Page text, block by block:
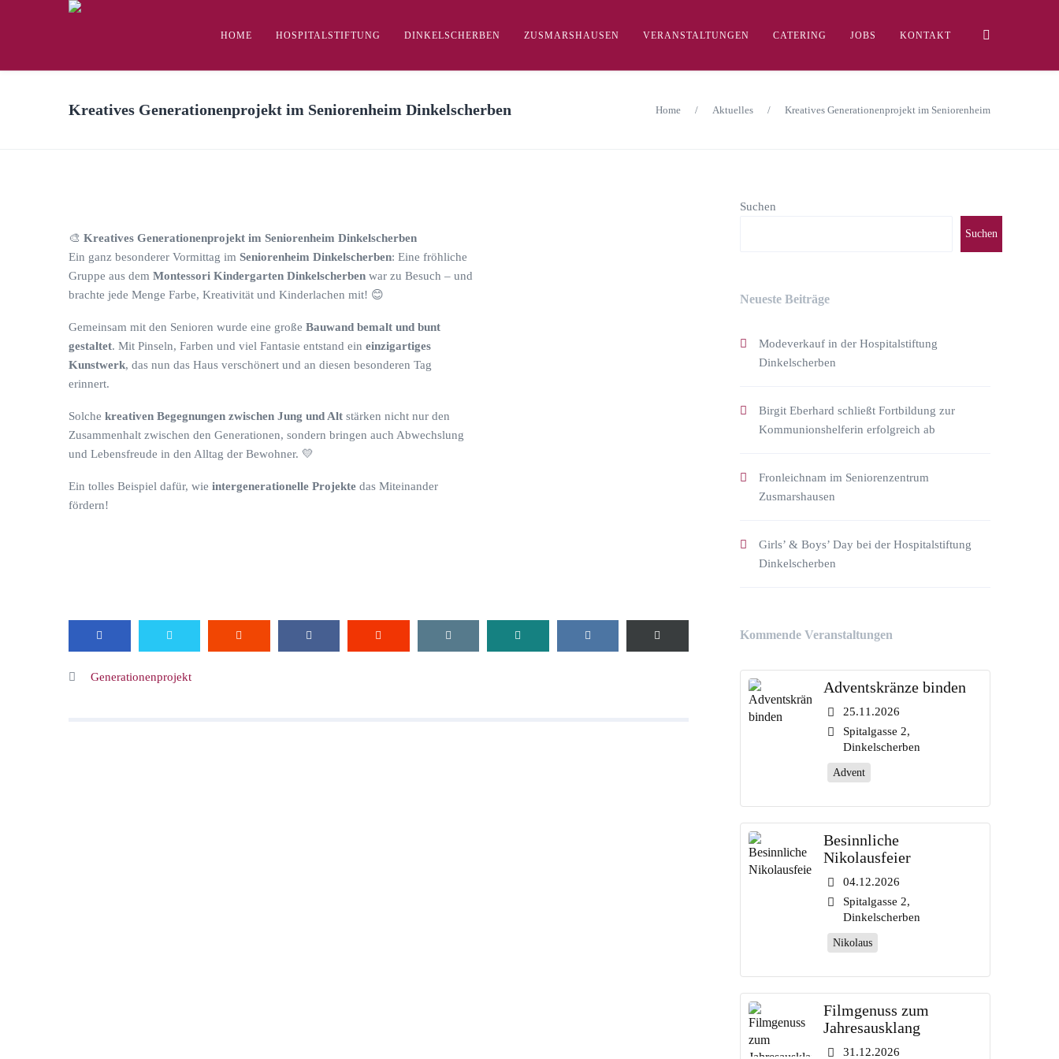
HOME HOSPITALSTIFTUNG DINKELSCHERBEN ZUSMARSHAUSEN VERANSTALTUNGEN CATERING JOBS KONTAKT
Kreatives Generationenprojekt im Seniorenheim Dinkelscherben Home / Aktuelles / Kreatives Generationenprojekt im Seniorenheim
🎨 Kreatives Generationenprojekt im Seniorenheim Dinkelscherben
Ein ganz besonderer Vormittag im Seniorenheim Dinkelscherben: Eine fröhliche
Gruppe aus dem Montessori Kindergarten Dinkelscherben war zu Besuch – und
brachte jede Menge Farbe, Kreativität und Kinderlachen mit! 😊
Gemeinsam mit den Senioren wurde eine große Bauwand bemalt und bunt
gestaltet. Mit Pinseln, Farben und viel Fantasie entstand ein einzigartiges
Kunstwerk, das nun das Haus verschönert und an diesen besonderen Tag
erinnert.
Solche kreativen Begegnungen zwischen Jung und Alt stärken nicht nur den
Zusammenhalt zwischen den Generationen, sondern bringen auch Abwechslung
und Lebensfreude in den Alltag der Bewohner. 💛
Ein tolles Beispiel dafür, wie intergenerationelle Projekte das Miteinander
fördern!
Generationenprojekt
Suchen
Suchen
Neueste Beiträge
Modeverkauf in der Hospitalstiftung
Dinkelscherben
Birgit Eberhard schließt Fortbildung zur
Kommunionshelferin erfolgreich ab
Fronleichnam im Seniorenzentrum
Zusmarshausen
Girls’ & Boys’ Day bei der Hospitalstiftung
Dinkelscherben
Kommende Veranstaltungen
Adventskränze binden
25.11.2026
Spitalgasse 2,
Dinkelscherben
Advent
Besinnliche
Nikolausfeier
04.12.2026
Spitalgasse 2,
Dinkelscherben
Nikolaus
Filmgenuss zum
Jahresausklang
31.12.2026